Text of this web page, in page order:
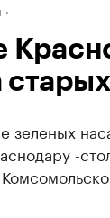
зеленых
-